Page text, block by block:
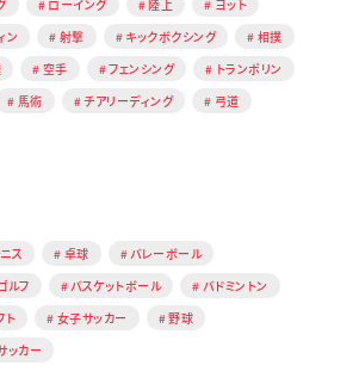
ローイング 陸上
ヨット
ン 射撃 キックボクシング
相撲
空手 フェンシング
トランポリン
馬術 チアリーディング
弓道
ス 卓球
バレーボール
ルフ バスケットボール
バドミントン
ト 女子サッカー
野球
ッカー